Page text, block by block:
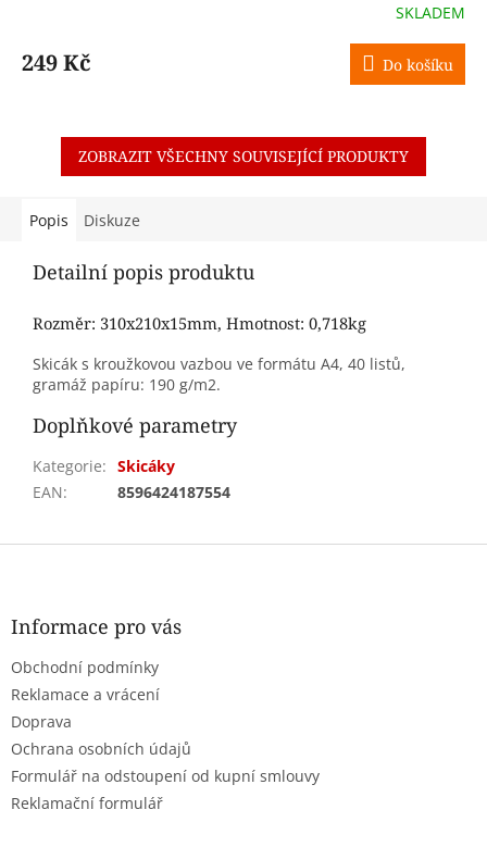
SKLADEM
249 Kč Do košíku
ZOBRAZIT VŠECHNY SOUVISEJÍCÍ PRODUKTY
Popis Diskuze
Detailní popis produktu
Rozměr: 310x210x15mm, Hmotnost: 0,718kg
Skicák s kroužkovou vazbou ve formátu A4, 40 listů,
gramáž papíru: 190 g/m2.
Doplňkové parametry
Kategorie: Skicáky
EAN: 8596424187554
Z
Informace pro vás
Obchodní podmínky
Reklamace a vrácení
Doprava
Ochrana osobních údajů
Formulář na odstoupení od kupní smlouvy
Reklamační formulář